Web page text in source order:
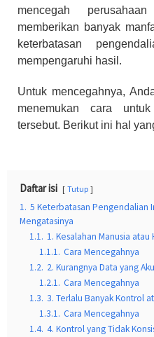
mencegah
memberikan banyak
keterbatasan
mempengaruhi hasil.
Untuk mencegahnya,
menemukan cara
tersebut. Berikut ini hal
Daftar isi Tutup
1. 5 Keterbatasan Pengendalian
Mengatasinya
1.1. 1. Kesalahan Manusia atau
1.1.1. Cara Mencegahnya
1.2. 2. Kurangnya Data yang
1.2.1. Cara Mencegahnya
1.3. 3. Terlalu Banyak Kontrol
1.3.1. Cara Mencegahnya
1.4. 4. Kontrol yang Tidak